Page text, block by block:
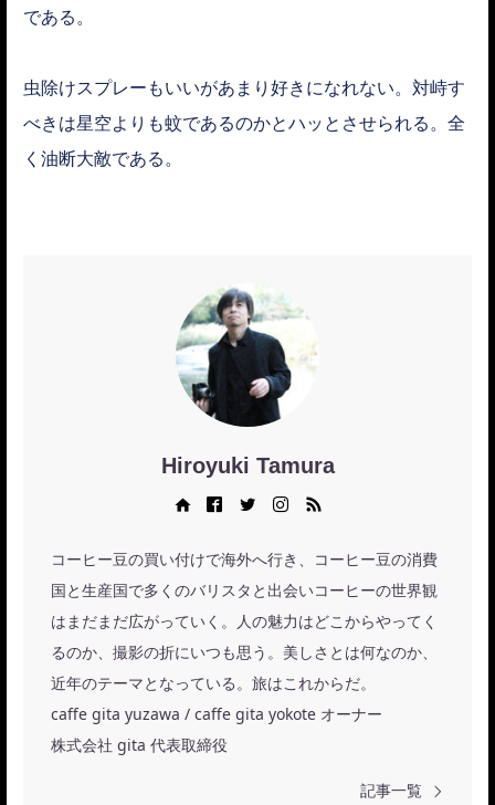
である。
虫除けスプレーもいいがあまり好きになれない。対峙す
べきは星空よりも蚊であるのかとハッとさせられる。全
く油断大敵である。
Hiroyuki Tamura
Instagram RSS
コーヒー豆の買い付けで海外へ行き、コーヒー豆の消費
国と生産国で多くのバリスタと出会いコーヒーの世界観
はまだまだ広がっていく。人の魅力はどこからやってく
るのか、撮影の折にいつも思う。美しさとは何なのか、
近年のテーマとなっている。旅はこれからだ。
caffe gita yuzawa / caffe gita yokote オーナー
株式会社 gita 代表取締役
記事一覧